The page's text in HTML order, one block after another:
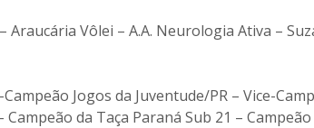
Araucária Vôlei – A.A. Neurologia Ativa –
Jogos da Juventude/PR – Vice-
da Taça Paraná Sub 21 –